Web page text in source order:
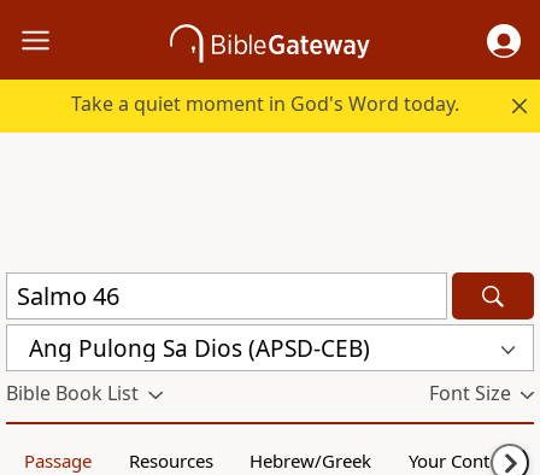
Take a quiet moment in God's Word today.
Ang Pulong Sa Dios (APSD-CEB)
Bible Book List Font Size
Passage Resources Hebrew/Greek Your Content